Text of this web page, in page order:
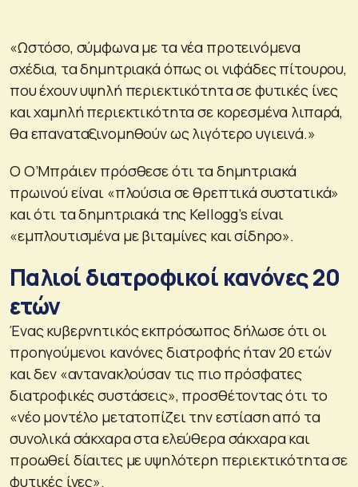
«Ωστόσο, σύμφωνα με τα νέα προτεινόμενα
σχέδια, τα δημητριακά όπως οι νιφάδες πίτουρου,
που έχουν υψηλή περιεκτικότητα σε φυτικές ίνες
και χαμηλή περιεκτικότητα σε κορεσμένα λιπαρά,
θα επαναταξινομηθούν ως λιγότερο υγιεινά.»
Ο Ο’Μπράιεν πρόσθεσε ότι τα δημητριακά
πρωινού είναι «πλούσια σε θρεπτικά συστατικά»
και ότι τα δημητριακά της Kellogg’s είναι
«εμπλουτισμένα με βιταμίνες και σίδηρο».
Παλιοί διατροφικοί κανόνες 20
ετών
Ένας κυβερνητικός εκπρόσωπος δήλωσε ότι οι
προηγούμενοι κανόνες διατροφής ήταν 20 ετών
και δεν «αντανακλούσαν τις πιο πρόσφατες
διατροφικές συστάσεις», προσθέτοντας ότι το
«νέο μοντέλο μετατοπίζει την εστίαση από τα
συνολικά σάκχαρα στα ελεύθερα σάκχαρα και
προωθεί δίαιτες με υψηλότερη περιεκτικότητα σε
φυτικές ίνες».